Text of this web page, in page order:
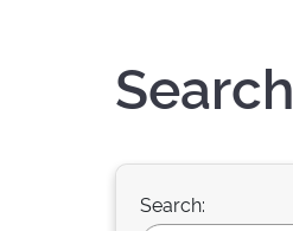
Search
Search: